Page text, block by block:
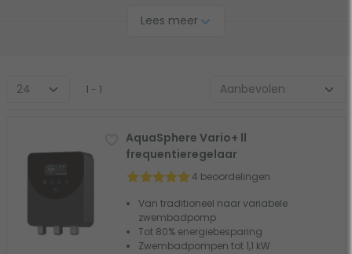
vermogen, zonder dat dit nodig is. Daar valt enorm veel
stroomvoorziening (standaard 220-240V wisselstroom, niet
Lees meer
1 - 1
AquaSphere Vario+ ll
frequentieregelaar
4 beoordelingen
Van traditioneel naar variabele
zwembadpomp
Tot 80% energiebesparing
Zwembadpompen tot 1,1 kW